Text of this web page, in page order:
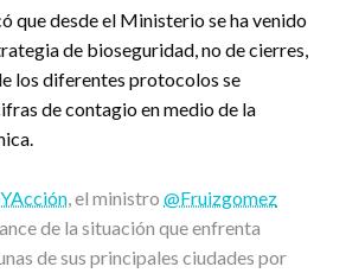
que desde el Ministerio se ha venido
de bioseguridad, no de cierres,
los diferentes protocolos se
de contagio en medio de la
, el ministro @Fruizgomez
de la situación que enfrenta
de sus principales ciudades por